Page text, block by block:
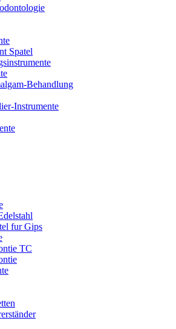
Spatel
Behandlung
Instrumente
fur Gips
TC